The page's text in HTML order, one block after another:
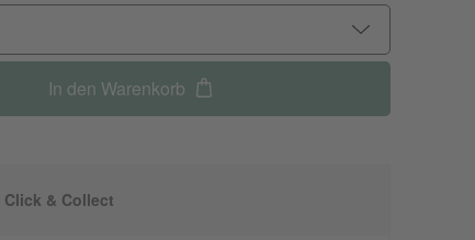
In den Warenkorb
Click & Collect